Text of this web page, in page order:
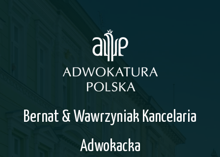
Bernat & Wawrzyniak Kancelaria
Adwokacka